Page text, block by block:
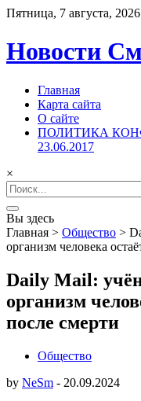
Пятница, 7 августа, 2026
Новости
Главная
Карта сайта
О сайте
ПОЛИТИКА
23.06.2017
×
Search
for:
Вы здесь
Главная > Общество >
организм человека
Daily Mail:
организм
после смерти
Общество
by NeSm - 20.09.2024